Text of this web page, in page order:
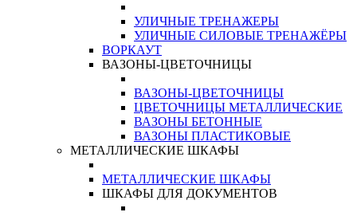
УЛИЧНЫЕ ТРЕНАЖЕРЫ
УЛИЧНЫЕ СИЛОВЫЕ ТРЕНАЖЁРЫ
ВОРКАУТ
ВАЗОНЫ-ЦВЕТОЧНИЦЫ
ВАЗОНЫ-ЦВЕТОЧНИЦЫ
ЦВЕТОЧНИЦЫ МЕТАЛЛИЧЕСКИЕ
ВАЗОНЫ БЕТОННЫЕ
ВАЗОНЫ ПЛАСТИКОВЫЕ
МЕТАЛЛИЧЕСКИЕ ШКАФЫ
МЕТАЛЛИЧЕСКИЕ ШКАФЫ
ШКАФЫ ДЛЯ ДОКУМЕНТОВ